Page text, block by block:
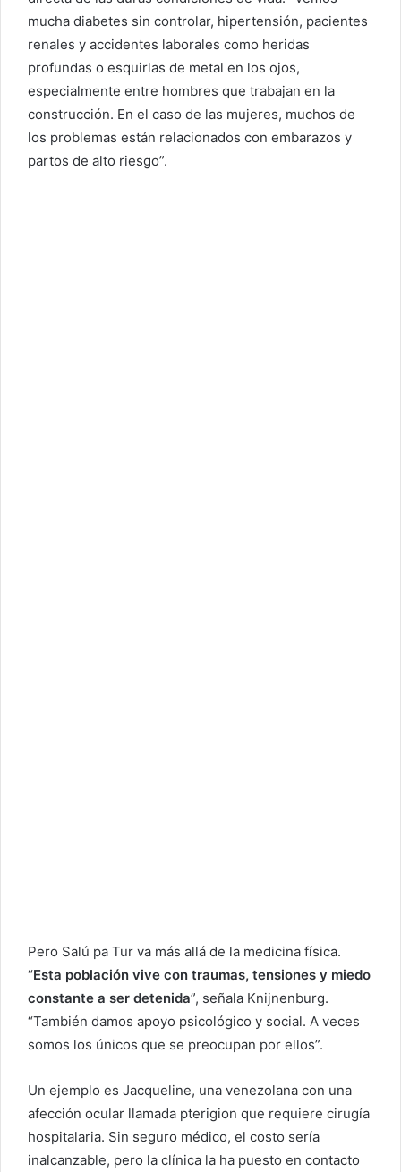
mucha diabetes sin controlar, hipertensión, pacientes
renales y accidentes laborales como heridas
profundas o esquirlas de metal en los ojos,
especialmente entre hombres que trabajan en la
construcción. En el caso de las mujeres, muchos de
los problemas están relacionados con embarazos y
partos de alto riesgo”.
Pero Salú pa Tur va más allá de la medicina física.
“Esta población vive con traumas, tensiones y miedo
constante a ser detenida”, señala Knijnenburg.
“También damos apoyo psicológico y social. A veces
somos los únicos que se preocupan por ellos”.
Un ejemplo es Jacqueline, una venezolana con una
afección ocular llamada pterigion que requiere cirugía
hospitalaria. Sin seguro médico, el costo sería
inalcanzable, pero la clínica la ha puesto en contacto